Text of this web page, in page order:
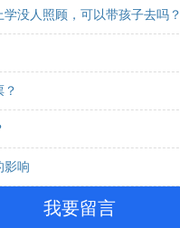
没人照顾，可以带孩子去吗？
影响
我要留言